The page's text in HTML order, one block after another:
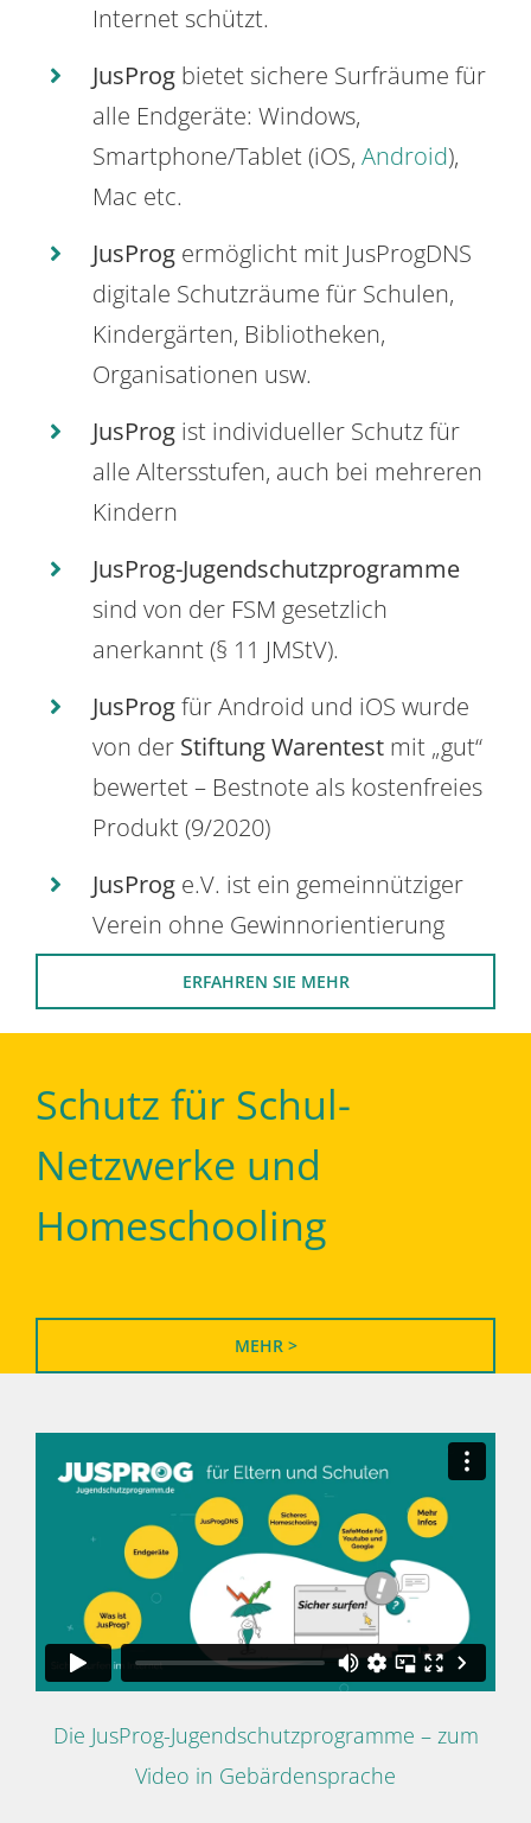
Internet schützt.
JusProg bietet sichere Surfräume für
alle Endgeräte: Windows,
Smartphone/Tablet (iOS, Android),
Mac etc.
JusProg ermöglicht mit JusProgDNS
digitale Schutzräume für Schulen,
Kindergärten, Bibliotheken,
Organisationen usw.
JusProg ist individueller Schutz für
alle Altersstufen, auch bei mehreren
Kindern
JusProg-Jugendschutzprogramme
sind von der FSM gesetzlich
anerkannt (§ 11 JMStV).
JusProgfür Android und iOS wurde
von der Stiftung Warentest mit „gut“
bewertet – Bestnote als kostenfreies
Produkt (9/2020)
JusProg e.V. ist ein gemeinnütziger
Verein ohne Gewinnorientierung
ERFAHREN SIE MEHR
Schutz für Schul-
Netzwerke und
Homeschooling
MEHR >
Die JusProg-Jugendschutzprogramme – zum
Video in Gebärdensprache